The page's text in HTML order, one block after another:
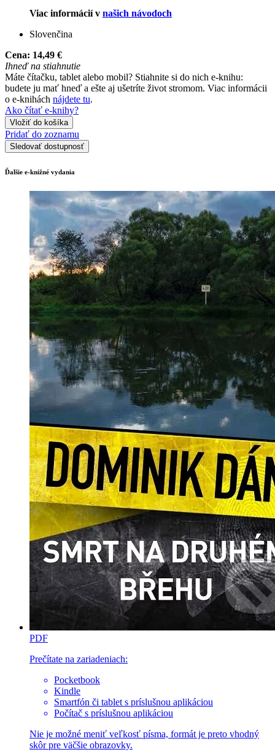
Viac informácií v našich návodoch
Slovenčina
Cena: 14,49 €
Ihneď na stiahnutie
Máte čítačku, tablet alebo mobil? Stiahnite si do nich e-knihu:
budete ju mať hneď a ešte aj ušetríte život stromom. Viac informácii
o e-knihách nájdete tu.
Ako čítať e-knihy?
Vložiť do košíka
Pridať do zoznamu
Sledovať dostupnosť
Ďalšie e-knižné vydania
PDF
Prečítate na zariadeniach:
Pocketbook
Kindle
Smartfón či tablet s príslušnou aplikáciou
Počítač s príslušnou aplikáciou
Nie je možné meniť veľkosť písma, formát je preto vhodný
skôr pre väčšie obrazovky.